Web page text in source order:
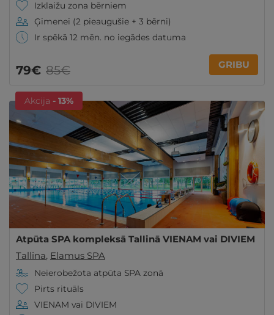
Izklaižu zona bērniem
Ģimenei (2 pieaugušie + 3 bērni)
Ir spēkā 12 mēn. no iegādes datuma
79€ 85€ GRIBU
Akcija - 13%
Atpūta SPA kompleksā Tallinā VIENAM vai DIVIEM
Tallina, Elamus SPA
Neierobežota atpūta SPA zonā
Pirts rituāls
VIENAM vai DIVIEM